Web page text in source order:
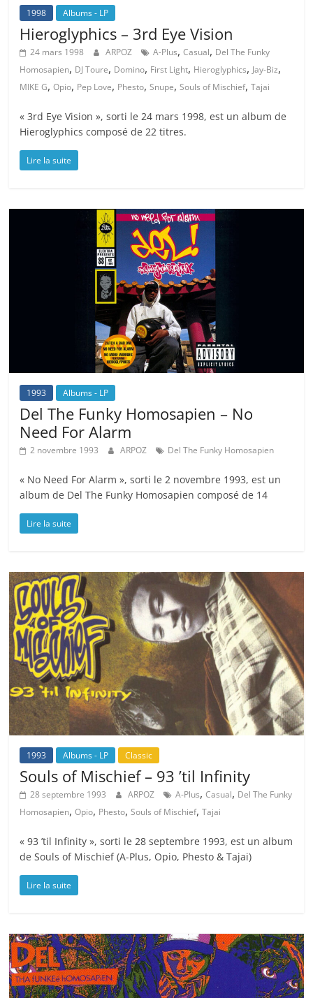
1998 Albums - LP
Hieroglyphics – 3rd Eye Vision
24 mars 1998 ARPOZ A-Plus,Casual, Del The Funky
Homosapien, DJ Toure, Domino, First Light, Hieroglyphics, Jay-Biz,
MIKE G,Opio, Pep Love, Phesto,Snupe,Souls of Mischief,Tajai
« 3rd Eye Vision », sorti le 24 mars 1998, est un album de
Hieroglyphics composé de 22 titres.
Lire la suite
1993 Albums - LP
Del The Funky Homosapien – No
Need For Alarm
2 novembre 1993 ARPOZ Del The Funky Homosapien
« No Need For Alarm », sorti le 2 novembre 1993, est un
album de Del The Funky Homosapien composé de 14
Lire la suite
1993 Albums - LP Classic
Souls of Mischief – 93 ’til Infinity
28 septembre 1993 ARPOZ A-Plus,Casual, Del The Funky
Homosapien,Opio, Phesto,Souls of Mischief,Tajai
« 93 ’til Infinity », sorti le 28 septembre 1993, est un album
de Souls of Mischief (A-Plus, Opio, Phesto & Tajai)
Lire la suite